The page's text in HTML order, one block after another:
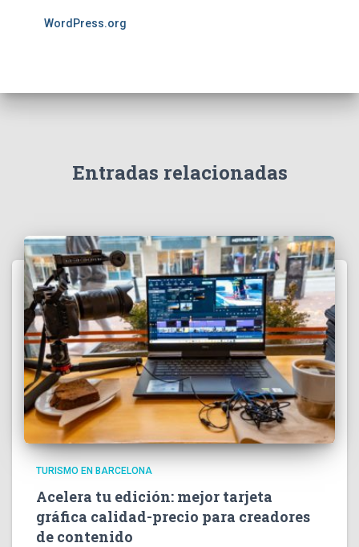
WordPress.org
Entradas relacionadas
TURISMO EN BARCELONA
Acelera tu edición: mejor tarjeta
gráfica calidad-precio para creadores
de contenido